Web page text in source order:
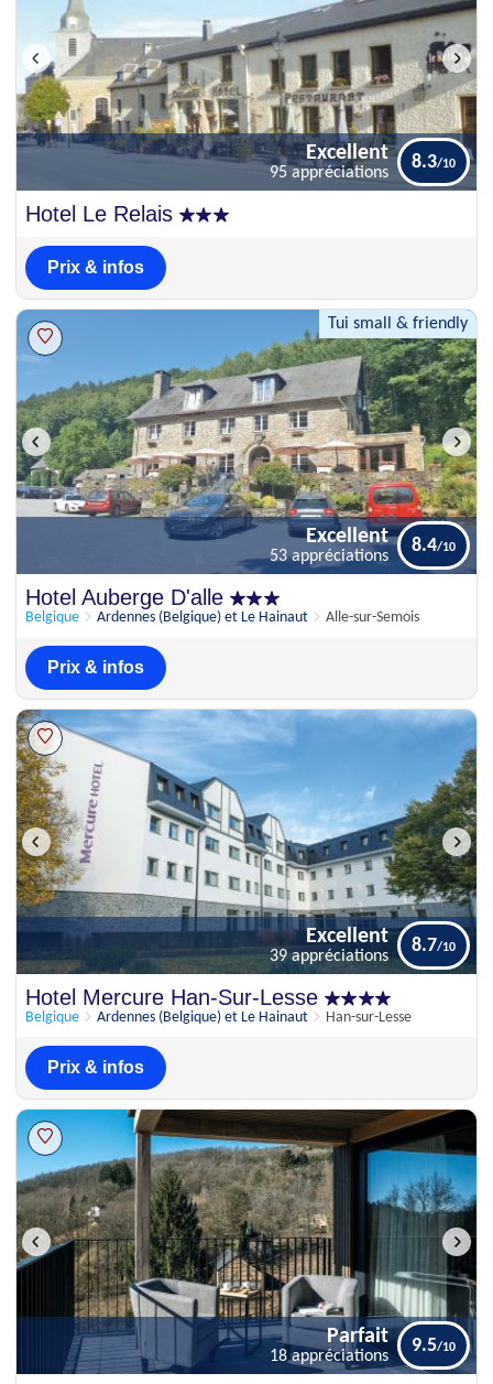
Hotel Le Relais
Excellent
95 appréciations
8.3
Prix & infos
Tui small & friendly
53 appréciations
Hotel Auberge D'alle
Belgique Ardennes (Belgique) et Le Hainaut Alle-sur-Semois
Excellent
53 appréciations
8.4
Prix & infos
Excellent
39 appréciations
Hotel Mercure Han-Sur-Lesse
Belgique Ardennes (Belgique) et Le Hainaut Han-sur-Lesse
Excellent
39 appréciations
8.7
Prix & infos
Parfait
18 appréciations
9.5